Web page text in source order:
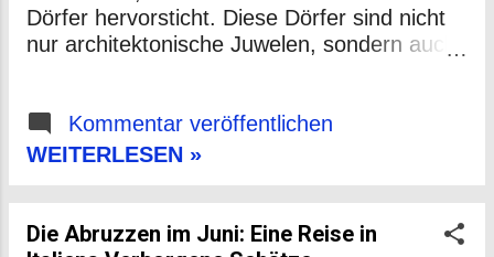
Dörfer hervorsticht. Diese Dörfer sind nicht
nur architektonische Juwelen, sondern auch
Scanno, Castel del Monte und Santo
Stefano di Sessanio untersucht. Diese Orte
und der Kultur in den Abruzzen und tragen
zur Identität und dem Erbe der Region bei.
Kommentar veröffentlichen
WEITERLESEN »
Die Abruzzen im Juni: Eine Reise in